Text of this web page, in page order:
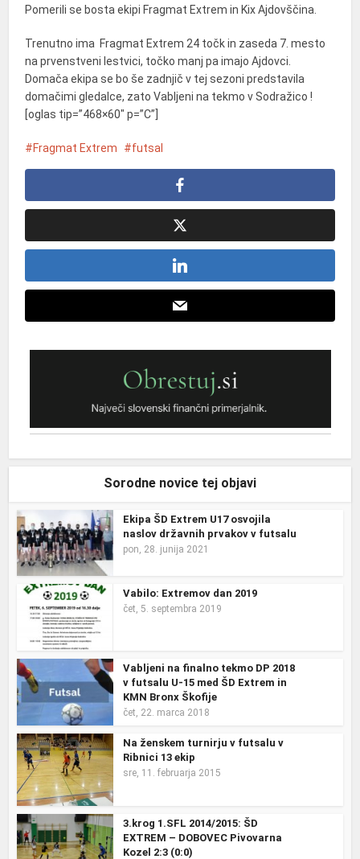
Pomerili se bosta ekipi Fragmat Extrem in Kix Ajdovščina.
Trenutno ima Fragmat Extrem 24 točk in zaseda 7. mesto
na prvenstveni lestvici, točko manj pa imajo Ajdovci.
Domača ekipa se bo še zadnjič v tej sezoni predstavila
domačimi gledalce, zato Vabljeni na tekmo v Sodražico !
[oglas tip=”468×60″ p=”C”]
Fragmat Extrem futsal
Sorodne novice tej objavi
Ekipa ŠD Extrem U17 osvojila
naslov državnih prvakov v futsalu
pon, 28. junija 2021
Vabilo: Extremov dan 2019
čet, 5. septembra 2019
Vabljeni na finalno tekmo DP 2018
v futsalu U-15 med ŠD Extrem in
KMN Bronx Škofije
čet, 22. marca 2018
Na ženskem turnirju v futsalu v
Ribnici 13 ekip
sre, 11. februarja 2015
3.krog 1.SFL 2014/2015: ŠD
EXTREM – DOBOVEC Pivovarna
Kozel 2:3 (0:0)